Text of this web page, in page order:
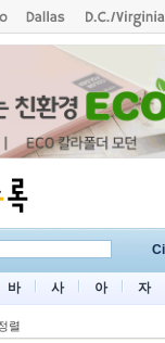
바 사 아 자
렬